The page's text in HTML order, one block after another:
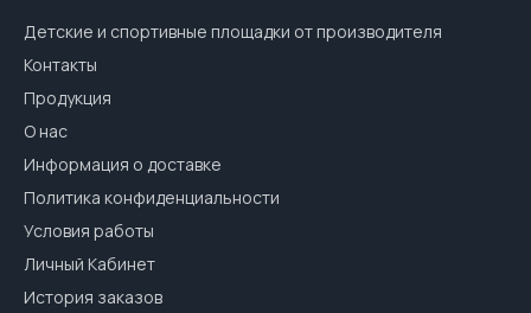
Детские и спортивные площадки от производителя
Контакты
Продукция
О нас
Информация о доставке
Политика конфиденциальности
Условия работы
Личный Кабинет
История заказов